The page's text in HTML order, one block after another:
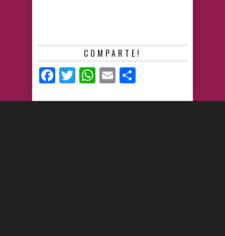
COMPARTE!
Facebook
TwitterWhatsApp
Email